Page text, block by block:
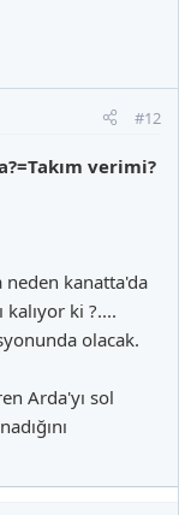
#12
verimi?
kanatta'da
ki ?....
olacak.
Arda'yı sol